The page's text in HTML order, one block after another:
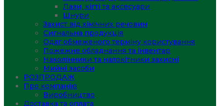
Лази, кігті та аксесуари
Шнури
Захист від хімічних речовин
Сигнальна продукція
Одяг обмеженого терміну користування
Пожежне обладнання та інвентар
Наколінники та налокітники захисні
Мийні засоби
РОЗПРОДАЖ
Про компанію
Виробництво
Доставка та оплата